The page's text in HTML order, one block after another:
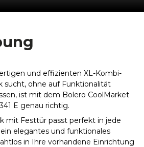
und effizienten XL-Kombi-
sucht, ohne auf Funktionalität
ist mit dem Bolero CoolMarket
E genau richtig.
mit Festtür passt perfekt in jede
elegantes und funktionales
in Ihre vorhandene Einrichtung